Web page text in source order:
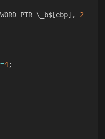
PTR \_b$
[ebp] , 2
=4;